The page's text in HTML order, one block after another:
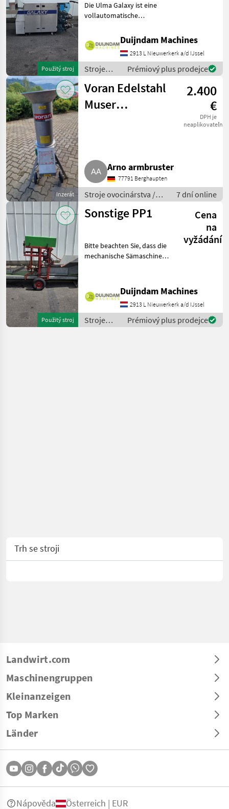
Použitý stroj
Die Ulma Galaxy ist eine
vollautomatische
zum Verpacken von
Frischprodukten auf
Gemüse, Obst und Frisch
Duijndam Machines
2913 L Nieuwerkerk a/d IJssel
Stroje
ovocinárstva
/ Sonstige
Prémiový plus prodejce
Inzerát
Voran Edelstahl
Muser
2.400
€
DPH je
neaplikovateľné
Arno armbruster
77791 Berghaupten
Stroje ovocinárstva /
Ostatné ovocinárské
stroje
7 dní online
Použitý stroj
Sonstige PP1
Cena
na
vyžádání
Bitte beachten Sie, dass die
mechanische Sämaschine
für 6-cm-Kompostblöcke
verwendet werden
kann.Diese Topfpress
Duijndam Machines
2913 L Nieuwerkerk a/d IJssel
Stroje
ovocinárstva
Prémiový plus prodejce
Trh se stroji
Landwirt.com
Maschinengruppen
Kleinanzeigen
Top Marken
Länder
Nápověda Österreich | EUR